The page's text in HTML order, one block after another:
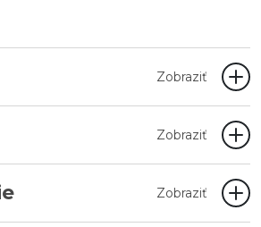
Zobraziť
Zobraziť
Zobraziť